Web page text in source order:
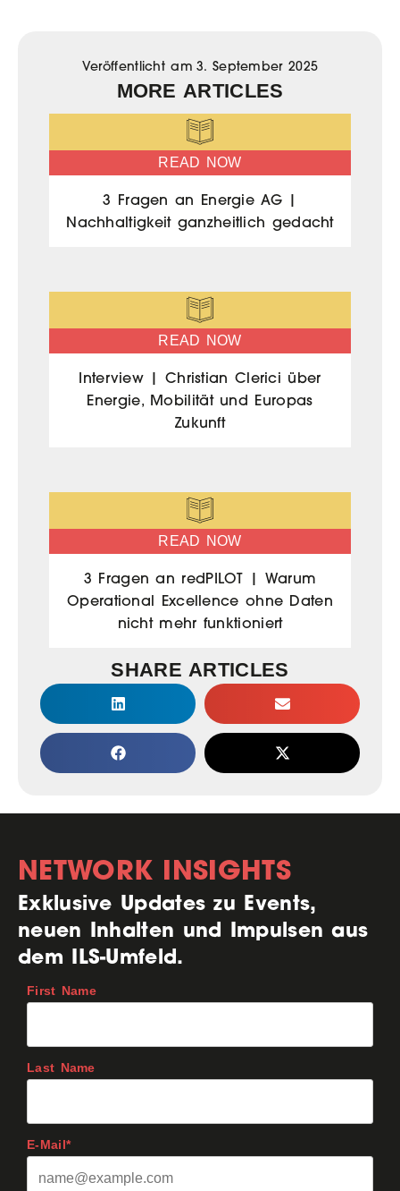
Veröffentlicht am 3. September 2025
MORE ARTICLES
READ NOW
3 Fragen an Energie AG |
Nachhaltigkeit ganzheitlich gedacht
READ NOW
Interview | Christian Clerici über
Energie, Mobilität und Europas
Zukunft
READ NOW
3 Fragen an redPILOT | Warum
Operational Excellence ohne Daten
nicht mehr funktioniert
SHARE ARTICLES
NETWORK INSIGHTS
Exklusive Updates zu Events,
neuen Inhalten und Impulsen aus
dem ILS-Umfeld.
First Name
Last Name
E-Mail*